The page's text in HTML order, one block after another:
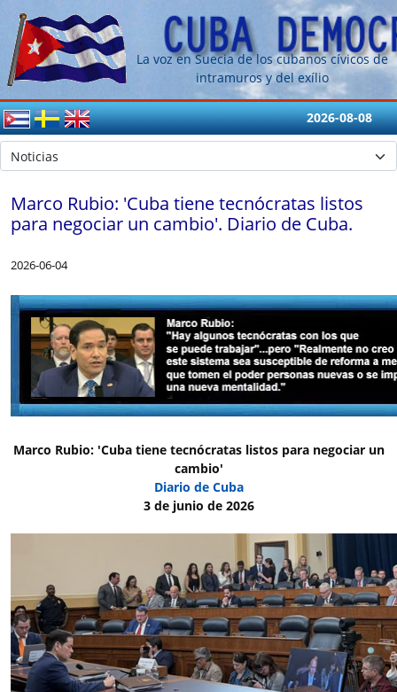
La voz en Suecia de los cubanos cívicos de
intramuros y del exílio
2026-08-08
Marco Rubio: 'Cuba tiene tecnócratas listos
para negociar un cambio'. Diario de Cuba.
2026-06-04
Marco Rubio: 'Cuba tiene tecnócratas listos para negociar un
cambio'
Diario de Cuba
3 de junio de 2026